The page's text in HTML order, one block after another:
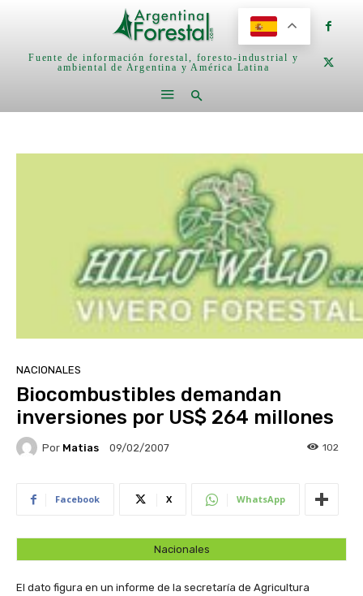
Fuente de información forestal, foresto-industrial y
ambiental de Argentina y América Latina
NACIONALES
Biocombustibles demandan
inversiones por US$ 264 millones
Por Matias 09/02/2007 102
Facebook X WhatsApp
Nacionales
El dato figura en un informe de la secretaría de Agricultura